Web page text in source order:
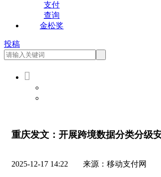
支付
查询
金松奖
投稿

重庆发文：开展跨境数据分类分级
2025-12-17 14:22 来源：移动支付网